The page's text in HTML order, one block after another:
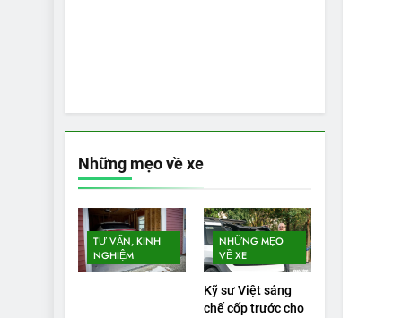
Những mẹo về xe
TƯ VẤN, KINH
NGHIỆM
NHỮNG MẸO
VỀ XE
Kỹ sư Việt sáng
chế cốp trước cho